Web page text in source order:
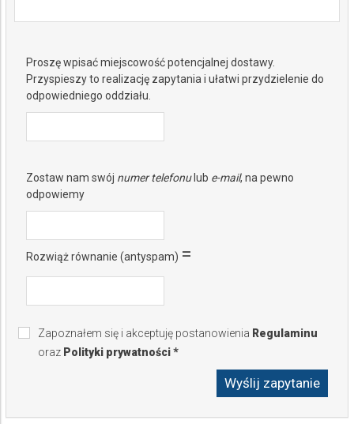
Proszę wpisać miejscowość potencjalnej dostawy.
Przyspieszy to realizację zapytania i ułatwi przydzielenie do
odpowiedniego oddziału.
Zostaw nam swój numer telefonulub e-mail, na pewno
odpowiemy
Rozwiąż równanie (antyspam) =
Zapoznałem się i akceptuję postanowienia Regulaminu
oraz Polityki prywatności *